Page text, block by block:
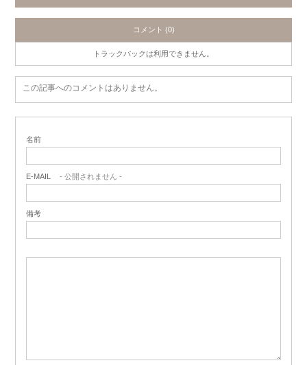
コメント (0)
トラックバックは利用できません。
この記事へのコメントはありません。
名前
E-MAIL - 公開されません -
備考